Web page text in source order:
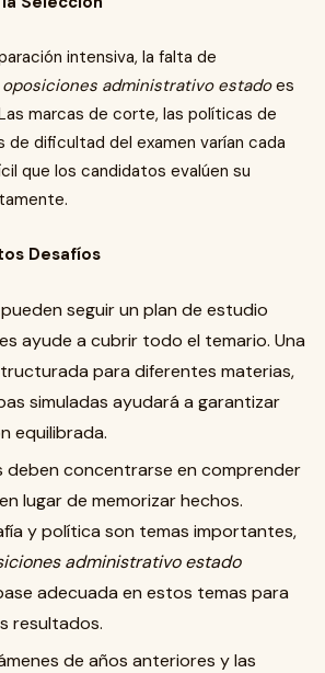
intensiva, la falta de
oposiciones administrativo estadoes
marcas de corte, las políticas de
de dificultad del examen varían cada
que los candidatos evalúen su
Desafíos
seguir un plan de estudio
ayude a cubrir todo el temario. Una
para diferentes materias,
simuladas ayudará a garantizar
equilibrada.
deben concentrarse en comprender
lugar de memorizar hechos.
y política son temas importantes,
administrativo estado
adecuada en estos temas para
resultados.
de años anteriores y las